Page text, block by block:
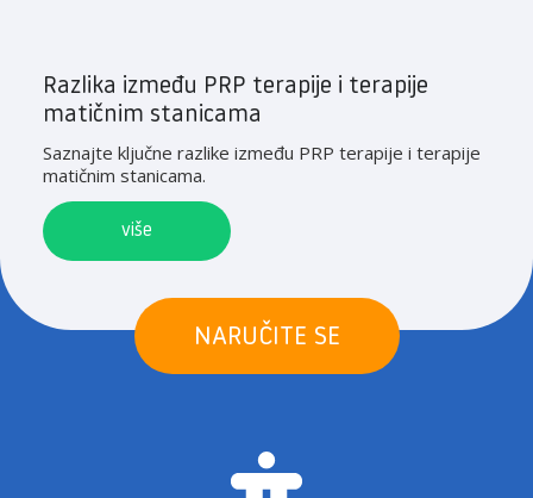
Razlika između PRP terapije i terapije
matičnim stanicama
Saznajte ključne razlike između PRP terapije i terapije
matičnim stanicama.
više
NARUČITE SE